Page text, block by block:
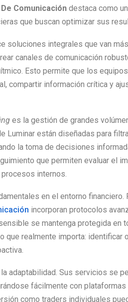
Comunicación destaca como
que buscan optimizar sus
soluciones integrales que van
canales de comunicación
Esto permite que los
compartir información crítica y
es la gestión de grandes
Luminar están diseñadas para
la toma de decisiones
que permiten evaluar el
internos.
en el entorno financiero.
incorporan protocolos
se mantenga protegida en
realmente importa: identificar
adaptabilidad. Sus servicios se
fácilmente con
como traders individuales